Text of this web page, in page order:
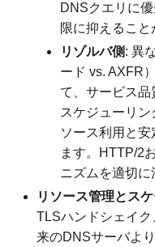
DNSクエリに
限に抑えること
リゾルバ側 : 異
ード vs. AXFR
て、サービス
スケジューリ
ソース利用と
ます。HTTP/2
ニズムを適切に
リソース管理とス
TLSハンドシェイ
来のDNSサーバよ